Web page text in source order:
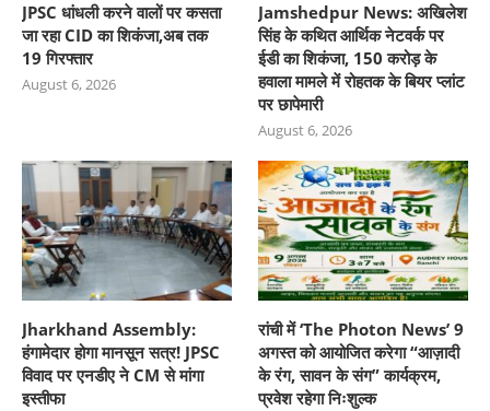
JPSC धांधली करने वालों पर कसता
जा रहा CID का शिकंजा,अब तक
19 गिरफ्तार
August 6, 2026
Jamshedpur News: अखिलेश
सिंह के कथित आर्थिक नेटवर्क पर
ईडी का शिकंजा, 150 करोड़ के
हवाला मामले में रोहतक के बियर प्लांट
पर छापेमारी
August 6, 2026
Jharkhand Assembly:
हंगामेदार होगा मानसून सत्र! JPSC
विवाद पर एनडीए ने CM से मांगा
इस्तीफा
रांची में ‘The Photon News’ 9
अगस्त को आयोजित करेगा “आज़ादी
के रंग, सावन के संग” कार्यक्रम,
प्रवेश रहेगा निःशुल्क